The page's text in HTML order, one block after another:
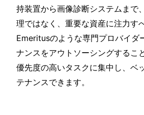
持装置から画像診断システムまで
理ではなく、重要な資産に注力す
Emeritusのような専門プロバイダ
ナンスをアウトソーシングするこ
優先度の高いタスクに集中し、ベ
テナンスできます。